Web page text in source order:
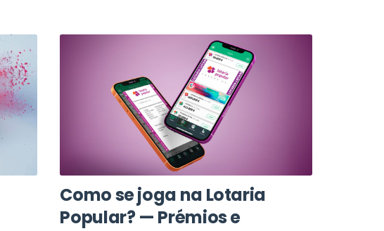
Como se joga na Lotaria
Popular? — Prémios e